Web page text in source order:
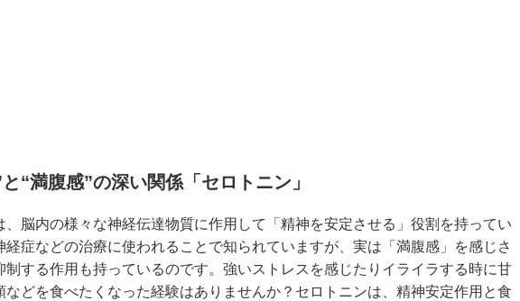
“満腹感”の深い関係「セロトニン」
、脳内の様々な神経伝達物質に作用して「精神を安定させる」役割を持ってい
経症などの治療に使われることで知られていますが、実は「満腹感」を感じさ
制する作用も持っているのです。強いストレスを感じたりイライラする時に甘
などを食べたくなった経験はありませんか？セロトニンは、精神安定作用と食